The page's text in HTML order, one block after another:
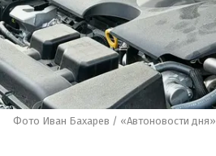
Фото Иван Бахарев / «Автоновости дня»